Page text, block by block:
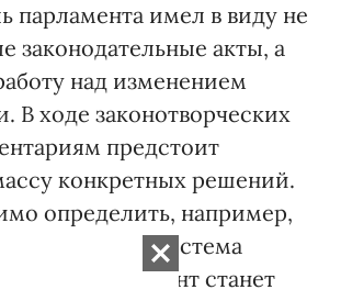
парламента имел в виду не
законодательные акты, а
над изменением
В ходе законотворческих
предстоит
конкретных решений.
определить, например,
ли смешанная система
этом парламент станет